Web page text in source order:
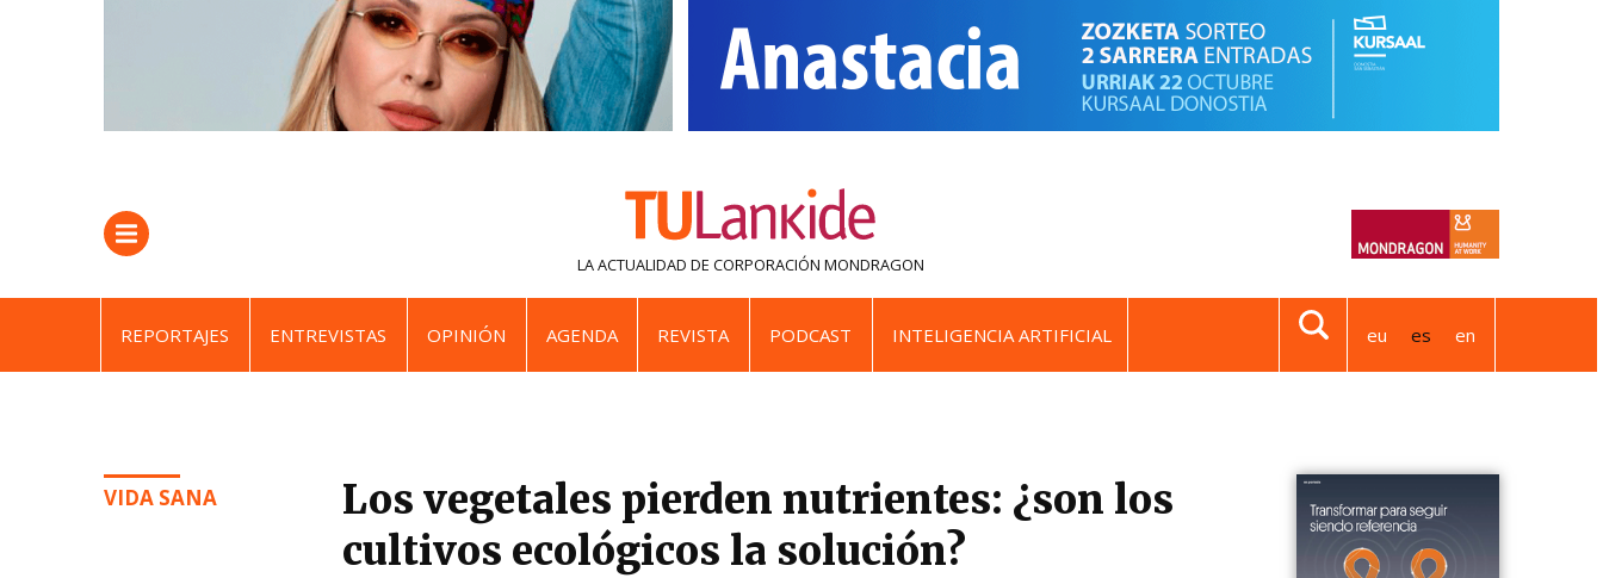
LA ACTUALIDAD DE CORPORACIÓN MONDRAGON
REPORTAJES ENTREVISTAS OPINIÓN AGENDA REVISTA PODCAST INTELIGENCIA ARTIFICIAL eu es en
VIDA SANA
Los vegetales pierden nutrientes: ¿son los
cultivos ecológicos la solución?